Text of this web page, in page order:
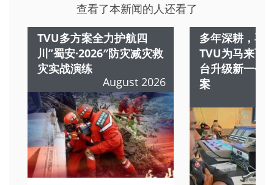
查看了本新闻的人还看了
TVU多方案全力护航四
川”蜀安·2026″防灾减灾救
灾实战演练
August 2026
多年深耕，再
TVU为马来西
台升级新一代
案